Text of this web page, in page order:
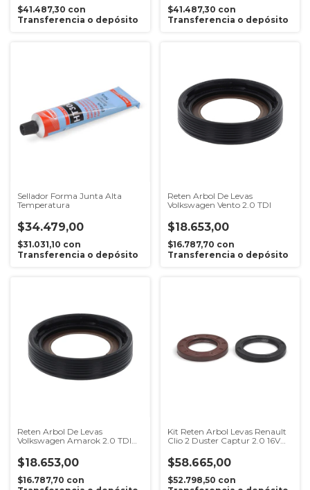
$41.487,30 con
Transferencia o depósito
$41.487,30 con
Transferencia o depósito
Sellador Forma Junta Alta
Temperatura
$34.479,00
$31.031,10 con
Transferencia o depósito
Reten Arbol De Levas
Volkswagen Vento 2.0 TDI
$18.653,00
$16.787,70 con
Transferencia o depósito
Reten Arbol De Levas
Volkswagen Amarok 2.0 TDI
$18.653,00
$16.787,70 con
Kit Reten Arbol Levas Renault
Clio 2 Duster Captur 2.0 16V
$58.665,00
$52.798,50 con